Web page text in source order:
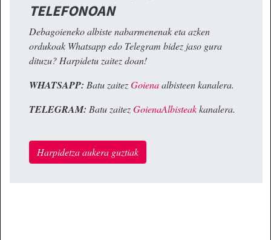
TELEFONOAN
Debagoieneko albiste nabarmenenak eta azken
ordukoak Whatsapp edo Telegram bidez jaso gura
dituzu? Harpidetu zaitez doan!
WHATSAPP: Batu zaitezGoienaalbisteen kanalera.
TELEGRAM: Batu zaitezGoienaAlbisteakkanalera.
Harpidetza aukera guztiak